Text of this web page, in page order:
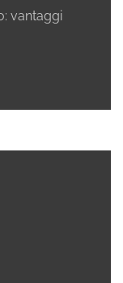
vantaggi